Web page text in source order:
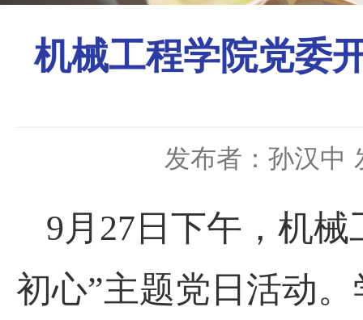
机械工程学院党委
发布者：孙汉中
9月 27 日下午，机
初心”主题党日活动